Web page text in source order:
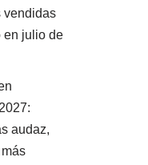
vendidas
en julio de
audaz,